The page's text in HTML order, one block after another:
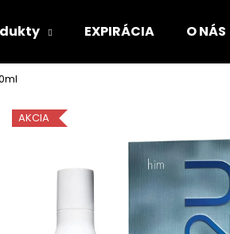
EXPIRÁCIA O NÁS
AKCIA
Čo potrebujete nájsť?
Odporúčame